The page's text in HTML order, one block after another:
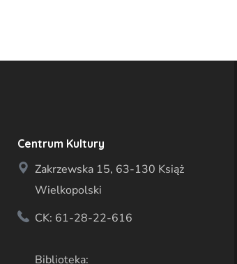
Centrum Kultury
Zakrzewska 15, 63-130 Książ
Wielkopolski
CK: 61-28-22-616
Biblioteka: